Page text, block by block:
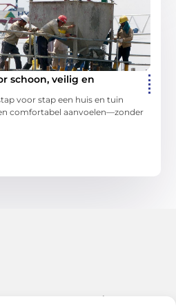
schoon, veilig en
voor stap een huis en tuin
comfortabel aanvoelen—zonder
trends – alles op Bigoz.nl.